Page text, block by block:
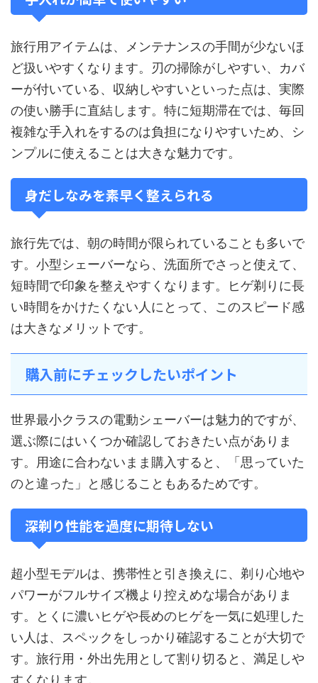
旅行用アイテムは、メンテナンスの手間が少ないほ
ど扱いやすくなります。刃の掃除がしやすい、カバ
ーが付いている、収納しやすいといった点は、実際
の使い勝手に直結します。特に短期滞在では、毎回
複雑な手入れをするのは負担になりやすいため、シ
ンプルに使えることは大きな魅力です。
身だしなみを素早く整えられる
旅行先では、朝の時間が限られていることも多いで
す。小型シェーバーなら、洗面所でさっと使えて、
短時間で印象を整えやすくなります。ヒゲ剃りに長
い時間をかけたくない人にとって、このスピード感
は大きなメリットです。
購入前にチェックしたいポイント
世界最小クラスの電動シェーバーは魅力的ですが、
選ぶ際にはいくつか確認しておきたい点がありま
す。用途に合わないまま購入すると、「思っていた
のと違った」と感じることもあるためです。
深剃り性能を過度に期待しない
超小型モデルは、携帯性と引き換えに、剃り心地や
パワーがフルサイズ機より控えめな場合がありま
す。とくに濃いヒゲや長めのヒゲを一気に処理した
い人は、スペックをしっかり確認することが大切で
す。旅行用・外出先用として割り切ると、満足しや
すくなります。